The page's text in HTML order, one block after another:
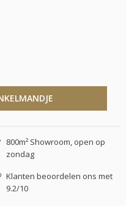
800m² Showroom, open op
zondag
Klanten beoordelen ons met
9.2/10